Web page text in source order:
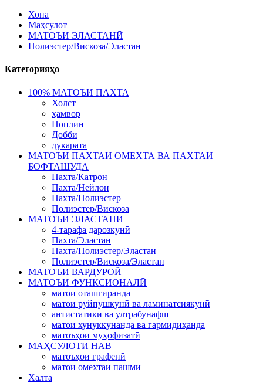
Хона
Маҳсулот
МАТОЪИ ЭЛАСТАНӢ
Полиэстер/Вискоза/Эластан
Категорияҳо
100% МАТОЪИ ПАХТА
Холст
ҳамвор
Поплин
Добби
дукарата
МАТОЪИ ПАХТАИ ОМЕХТА ВА ПАХТАИ
БОФТАШУДА
Пахта/Катрон
Пахта/Нейлон
Пахта/Полиэстер
Полиэстер/Вискоза
МАТОЪИ ЭЛАСТАНӢ
4-тарафа дарозкунӣ
Пахта/Эластан
Пахта/Полиэстер/Эластан
Полиэстер/Вискоза/Эластан
МАТОЪИ ВАРДУРОЙ
МАТОЪИ ФУНКСИОНАЛӢ
матои оташгиранда
матои рӯйпӯшкунӣ ва ламинатсиякунӣ
антистатикӣ ва ултрабунафш
матои хунуккунанда ва гармидиҳанда
матоъҳои муҳофизатӣ
МАҲСУЛОТИ НАВ
матоъҳои графенӣ
матои омехтаи пашмӣ
Халта